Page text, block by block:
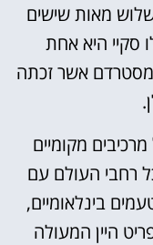
מאות שישים
סקיי היא אחת
אשר זכתה
מקומיים
רחבי העולם עם
בינלאומיים,
היין המעולה